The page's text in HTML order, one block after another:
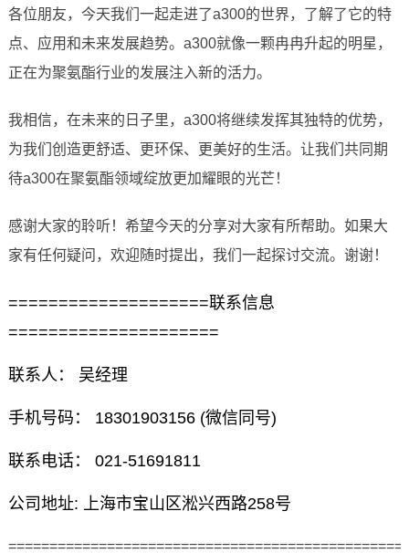
各位朋友，今天我们一起走进了a300的世界，了解了它的特
点、应用和未来发展趋势。a300就像一颗冉冉升起的明星，
正在为聚氨酯行业的发展注入新的活力。
我相信，在未来的日子里，a300将继续发挥其独特的优势，
为我们创造更舒适、更环保、更美好的生活。让我们共同期
待a300在聚氨酯领域绽放更加耀眼的光芒！
感谢大家的聆听！希望今天的分享对大家有所帮助。如果大
家有任何疑问，欢迎随时提出，我们一起探讨交流。谢谢！
====================联系信息
=====================
联系人： 吴经理
手机号码： 18301903156 (微信同号)
联系电话： 021-51691811
公司地址: 上海市宝山区淞兴西路258号